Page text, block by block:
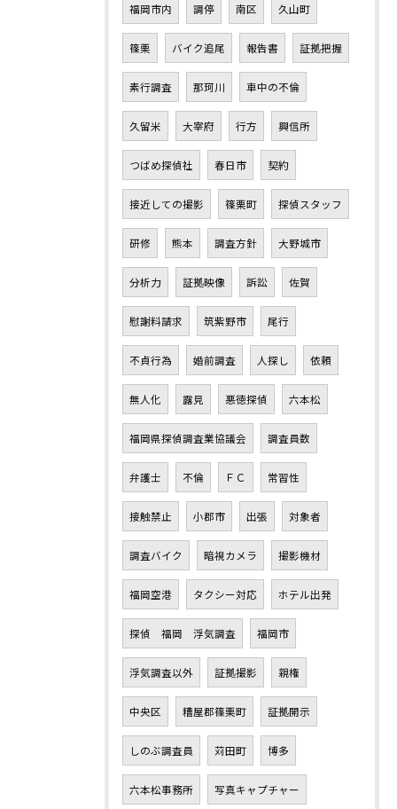
福岡市内 調停 南区 久山町
篠栗 バイク追尾 報告書 証拠把握
素行調査 那珂川 車中の不倫
久留米 大宰府 行方 興信所
つばめ探偵社 春日市 契約
接近しての撮影 篠栗町 探偵スタッフ
研修 熊本 調査方針 大野城市
分析力 証拠映像 訴訟 佐賀
慰謝料請求 筑紫野市 尾行
不貞行為 婚前調査 人探し 依頼
無人化 露見 悪徳探偵 六本松
福岡県探偵調査業協議会 調査員数
弁護士 不倫 ＦＣ 常習性
接触禁止 小郡市 出張 対象者
調査バイク 暗視カメラ 撮影機材
福岡空港 タクシー対応 ホテル出発
探偵 福岡 浮気調査 福岡市
浮気調査以外 証拠撮影 親権
中央区 糟屋郡篠栗町 証拠開示
しのぶ調査員 苅田町 博多
六本松事務所 写真キャプチャー